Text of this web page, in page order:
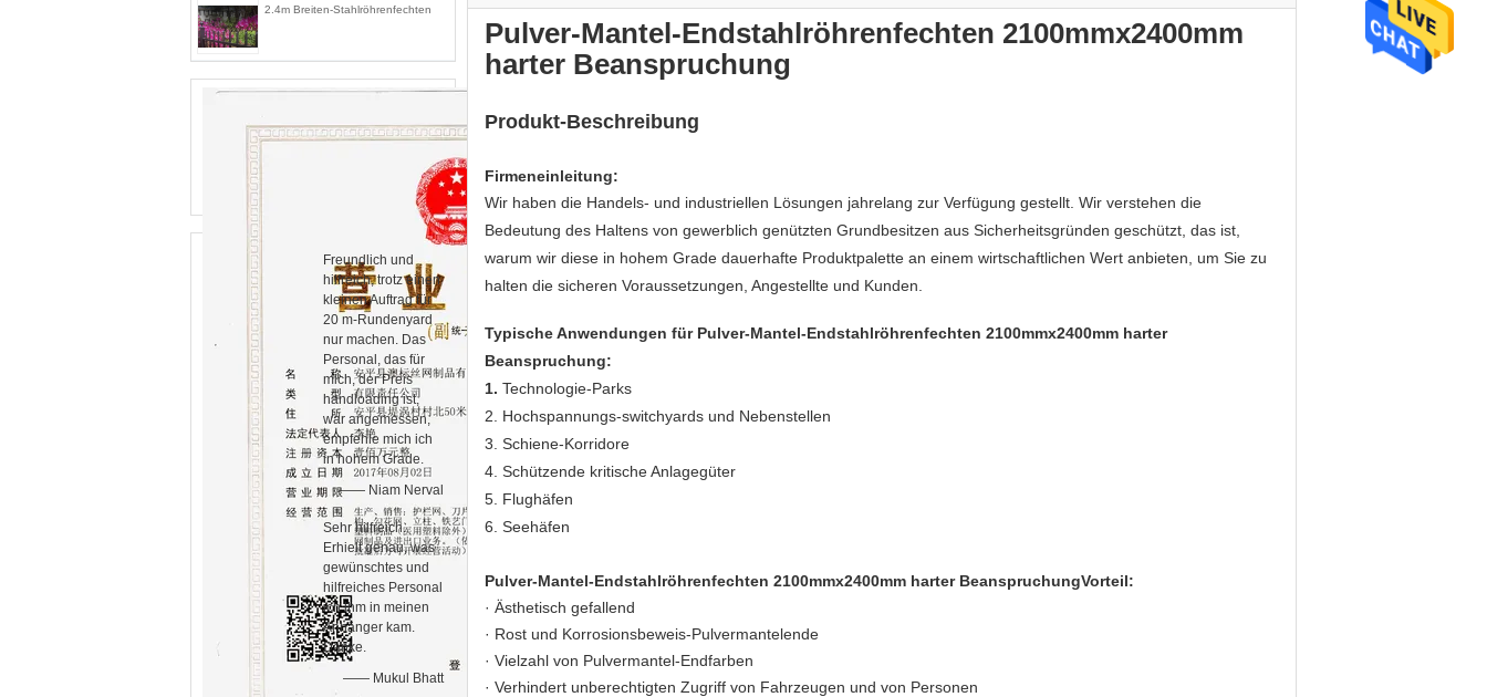
2.4m Breiten-Stahlröhrenfechten
Freundlich und
hilfreich, trotz einen
kleinen Auftrag für
20 m-Rundenyard
nur machen. Das
Personal, das für
mich, der Preis
handloading ist,
war angemessen,
empfehle mich ich
in hohem Grade.
—— Niam Nerval
Sehr hilfreich.
Erhielt genau, was
gewünschtes und
hilfreiches Personal
ich ihm in meinen
Anhänger kam.
Danke.
—— Mukul Bhatt
Pulver-Mantel-Endstahlröhrenfechten 2100mmx2400mm
harter Beanspruchung
Produkt-Beschreibung
Firmeneinleitung:
Wir haben die Handels- und industriellen Lösungen jahrelang zur Verfügung gestellt. Wir verstehen die
Bedeutung des Haltens von gewerblich genützten Grundbesitzen aus Sicherheitsgründen geschützt, das ist,
warum wir diese in hohem Grade dauerhafte Produktpalette an einem wirtschaftlichen Wert anbieten, um Sie zu
halten die sicheren Voraussetzungen, Angestellte und Kunden.
Typische Anwendungen für Pulver-Mantel-Endstahlröhrenfechten 2100mmx2400mm harter
Beanspruchung:
1. Technologie-Parks
2. Hochspannungs-switchyards und Nebenstellen
3. Schiene-Korridore
4. Schützende kritische Anlagegüter
5. Flughäfen
6. Seehäfen
Pulver-Mantel-Endstahlröhrenfechten 2100mmx2400mm harter BeanspruchungVorteil:
· Ästhetisch gefallend
· Rost und Korrosionsbeweis-Pulvermantelende
· Vielzahl von Pulvermantel-Endfarben
· Verhindert unberechtigten Zugriff von Fahrzeugen und von Personen